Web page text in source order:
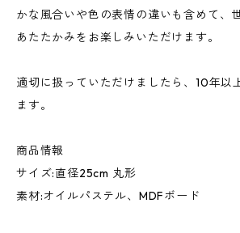
かな風合いや色の表情の違いも含めて、
あたたかみをお楽しみいただけます。
適切に扱っていただけましたら、10年以
ます。
商品情報
サイズ:直径25cm 丸形
素材:オイルパステル、MDFボード